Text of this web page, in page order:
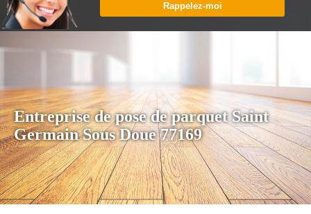
Entreprise de pose de parquet Saint
Germain Sous Doue 77169